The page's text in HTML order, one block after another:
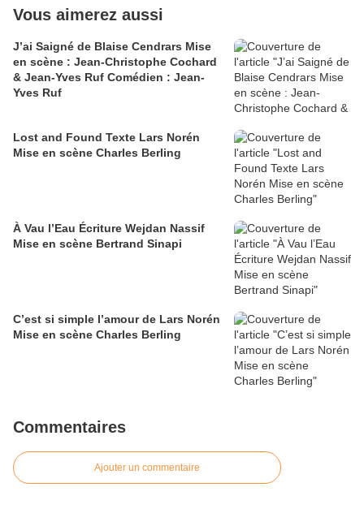
Vous aimerez aussi
J’ai Saigné de Blaise Cendrars Mise
en scène : Jean-Christophe Cochard
& Jean-Yves Ruf Comédien : Jean-
Yves Ruf
Lost and Found Texte Lars Norén
Mise en scène Charles Berling
À Vau l’Eau Écriture Wejdan Nassif
Mise en scène Bertrand Sinapi
C’est si simple l’amour de Lars Norén
Mise en scène Charles Berling
Commentaires
Ajouter un commentaire